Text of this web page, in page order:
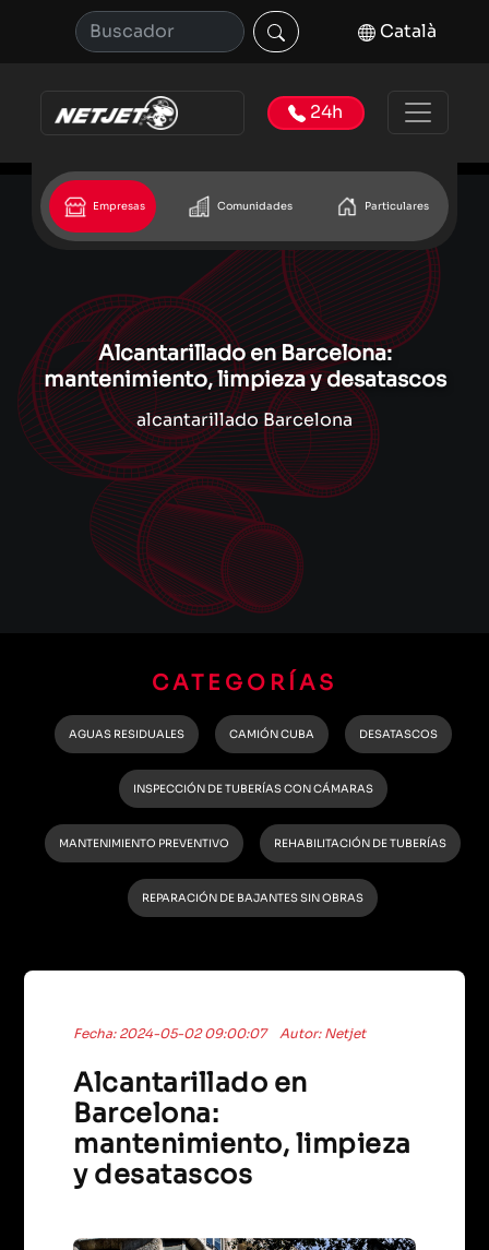
Català
24h
Empresas Comunidades Particulares
Alcantarillado en Barcelona:
mantenimiento, limpieza y desatascos
alcantarillado Barcelona
CATEGORÍAS
AGUAS RESIDUALES CAMIÓN CUBA DESATASCOS
INSPECCIÓN DE TUBERÍAS CON CÁMARAS
MANTENIMIENTO PREVENTIVO REHABILITACIÓN DE TUBERÍAS
REPARACIÓN DE BAJANTES SIN OBRAS
Fecha: 2024-05-02 09:00:07 Autor: Netjet
Alcantarillado en
Barcelona:
mantenimiento, limpieza
y desatascos